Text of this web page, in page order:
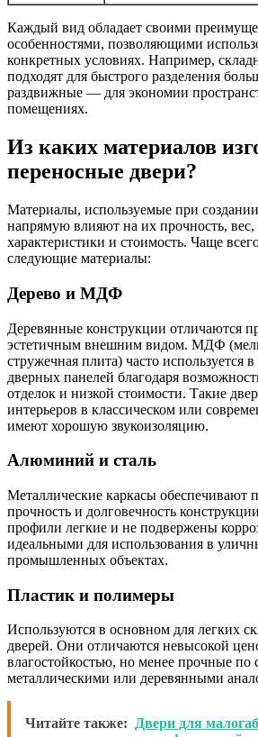
Каждый вид обладает своими
особенностями, позволяющими
конкретных условиях. Например,
подходят для быстрого разделения
раздвижные — для экономии
помещениях.
Из каких материалов
переносные двери?
Материалы, используемые при
напрямую влияют на их прочность, вес,
характеристики и стоимость. Чаще
следующие материалы:
Дерево и МДФ
Деревянные конструкции отличаются
эстетичным внешним видом. МДФ
стружечная плита) часто используется
дверных панелей благодаря
отделок и низкой стоимости. Такие
интерьеров в классическом или
имеют хорошую звукоизоляцию.
Алюминий и сталь
Металлические каркасы
прочность и долговечность
профили легкие и не подвержены
идеальными для использования в
промышленных объектах.
Пластик и полимеры
Используются в основном для легких
дверей. Они отличаются невысокой
влагостойкостью, но менее прочные по
металлическими или деревянными
Читайте также:
Двери для